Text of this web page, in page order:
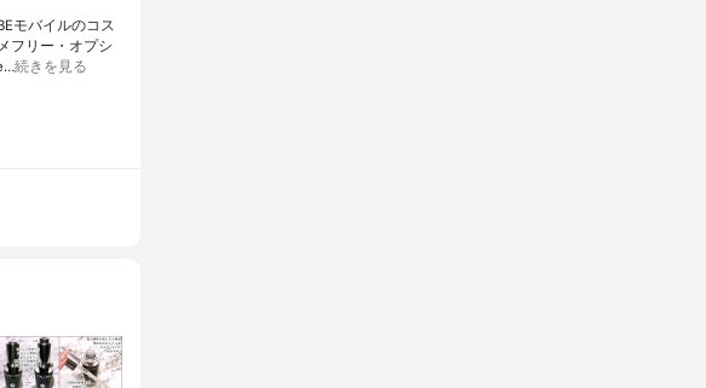
モバイルのコス
フリー・オプシ
続きを見る